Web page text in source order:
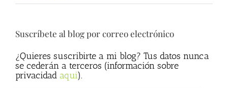
Suscríbete al blog por correo electrónico
¿Quieres suscribirte a mi blog? Tus datos nunca
se cederán a terceros (información sobre
privacidad aqui).